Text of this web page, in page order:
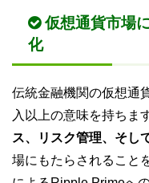
仮想通貨市場
化
伝統金融機関の仮想通
入以上の意味を持ちま
ス、リスク管理、そし
場にもたらされること